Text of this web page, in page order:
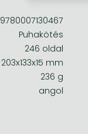
9780007130467
Puhakötés
246 oldal
203x133x15 mm
236 g
angol